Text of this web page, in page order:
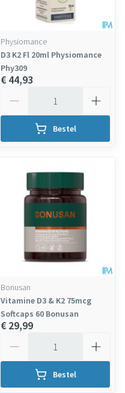
Physiomance
D3 K2 Fl 20ml Physiomance
Phy309
€ 44,93
Bestel
Bonusan
Vitamine D3 & K2 75mcg
Softcaps 60 Bonusan
€ 29,99
Bestel